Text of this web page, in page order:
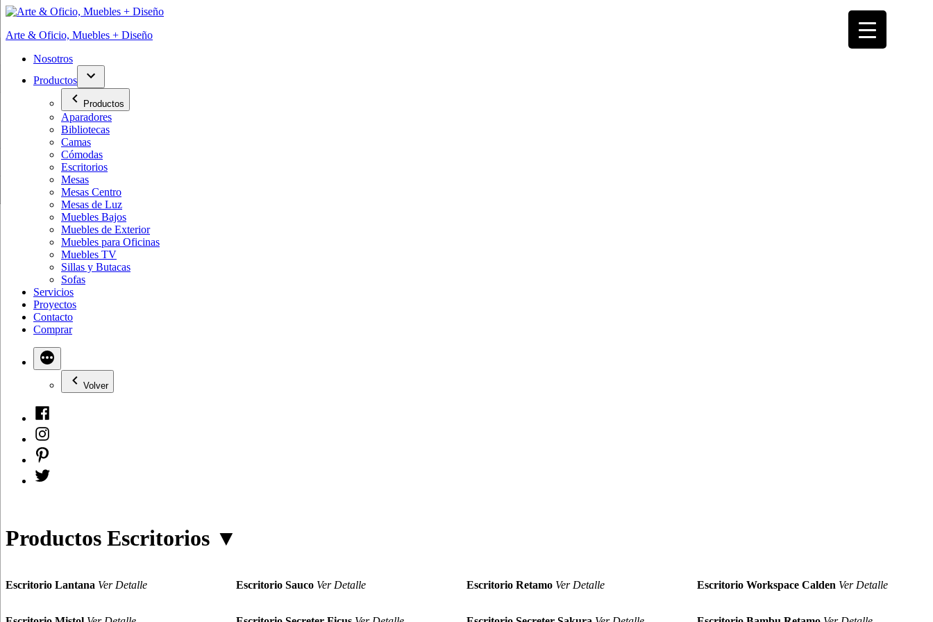
Saltar
contenido
Arte & Oficio, Muebles + Diseño
Nosotros
Productos
Productos
Aparadores
Bibliotecas
Camas
Cómodas
Escritorios
Mesas
Mesas Centro
Mesas de Luz
Muebles Bajos
Muebles de Exterior
Muebles para Oficinas
Muebles TV
Sillas y Butacas
Sofas
Servicios
Proyectos
Contacto
Comprar
Volver
Facebook
Arte
&
Oficio
Instagram
Arte
&
Oficio
Pinterest
Arte
Twitter
Productos Escritorios ▼
Escritorio Lantana Ver Detalle Escritorio Sauco Ver Detalle Escritorio Retamo Ver Detalle Escritorio Workspace Calden Ver Detalle